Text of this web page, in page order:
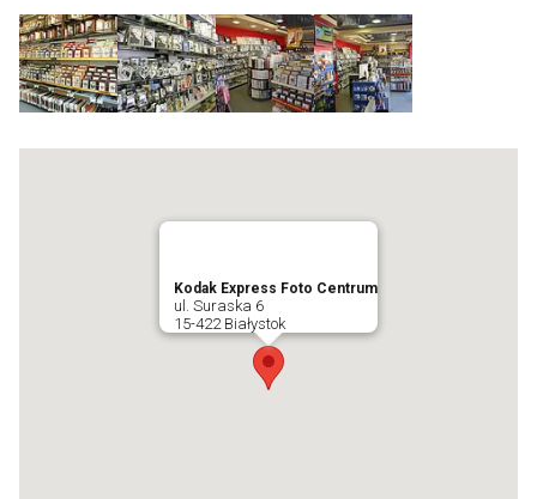
Kodak Express Foto Centrum
ul. Suraska 6
15-422 Białystok